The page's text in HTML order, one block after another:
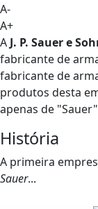
A-
A+
A J. P. Sauer e
fabricante de
fabricante de
produtos desta
apenas de
História
A primeira
Sauer...